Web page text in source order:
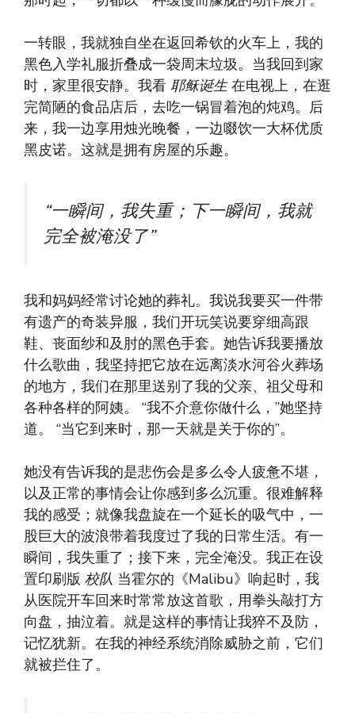
一转眼，我就独自坐在返回希钦的火车上，我的
黑色入学礼服折叠成一袋周末垃圾。当我回到家
时，家里很安静。我看 耶稣诞生在电视上，在逛
完简陋的食品店后，去吃一锅冒着泡的炖鸡。后
来，我一边享用烛光晚餐，一边啜饮一大杯优质
黑皮诺。这就是拥有房屋的乐趣。
“一瞬间，我失重；下一瞬间，我就
完全被淹没了”
我和妈妈经常讨论她的葬礼。我说我要买一件带
有遗产的奇装异服，我们开玩笑说要穿细高跟
鞋、丧面纱和及肘的黑色手套。她告诉我要播放
什么歌曲，我坚持把它放在远离淡水河谷火葬场
的地方，我们在那里送别了我的父亲、祖父母和
各种各样的阿姨。 “我不介意你做什么，”她坚持
道。 “当它到来时，那一天就是关于你的”。
她没有告诉我的是悲伤会是多么令人疲惫不堪，
以及正常的事情会让你感到多么沉重。很难解释
我的感受；就像我盘旋在一个延长的吸气中，一
股巨大的波浪带着我度过了我的日常生活。有一
瞬间，我失重了；接下来，完全淹没。我正在设
置印刷版 校队 当霍尔的《Malibu》响起时，我
从医院开车回来时常常放这首歌，用拳头敲打方
向盘，抽泣着。就是这样的事情让我猝不及防，
记忆犹新。在我的神经系统消除威胁之前，它们
就被拦住了。